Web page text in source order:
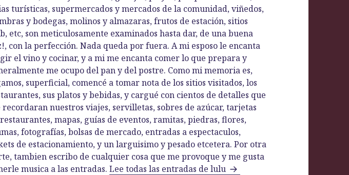
turísticas, supermercados y mercados de la comunidad, viñedos,
y bodegas, molinos y almazaras, frutos de estación, sitios
etc, son meticulosamente examinados hasta dar, de una buena
con la perfección. Nada queda por fuera. A mi esposo le encanta
el vino y cocinar, y a mi me encanta comer lo que prepara y
me ocupo del pan y del postre. Como mi memoria es,
superficial, comencé a tomar nota de los sitios visitados, los
sus platos y bebidas, y cargué con cientos de detalles que
recordaran nuestros viajes, servilletas, sobres de azúcar, tarjetas
mapas, guías de eventos, ramitas, piedras, flores,
fotografías, bolsas de mercado, entradas a espectaculos,
de estacionamiento, y un larguisimo y pesado etcetera. Por otra
tambien escribo de cualquier cosa que me provoque y me gusta
musica a las entradas.Lee todas las entradas de lulu